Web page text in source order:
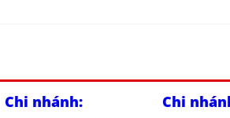
Chi nhánh: Chi